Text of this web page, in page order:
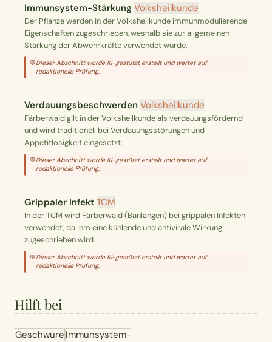
Immunsystem-Stärkung Volksheilkunde
Der Pflanze werden in der Volksheilkunde immunmodulierende
Eigenschaften zugeschrieben, weshalb sie zur allgemeinen
Stärkung der Abwehrkräfte verwendet wurde.
💬Dieser Abschnitt wurde KI-gestützt erstellt und wartet auf
redaktionelle Prüfung.
Verdauungsbeschwerden Volksheilkunde
Färberwaid gilt in der Volksheilkunde als verdauungsfördernd
und wird traditionell bei Verdauungsstörungen und
Appetitlosigkeit eingesetzt.
💬Dieser Abschnitt wurde KI-gestützt erstellt und wartet auf
redaktionelle Prüfung.
Grippaler Infekt TCM
In der TCM wird Färberwaid (Banlangen) bei grippalen Infekten
verwendet, da ihm eine kühlende und antivirale Wirkung
zugeschrieben wird.
💬Dieser Abschnitt wurde KI-gestützt erstellt und wartet auf
redaktionelle Prüfung.
Hilft bei
Geschwüre Immunsystem-